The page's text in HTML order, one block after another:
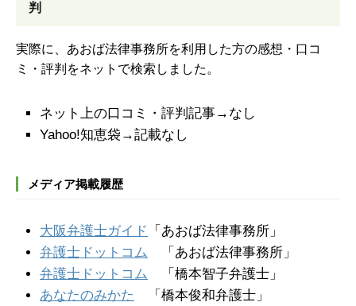
判
実際に、あおば法律事務所を利用した方の感想・口コ
ミ・評判をネットで検索しました。
ネット上の口コミ・評判記事→なし
Yahoo!知恵袋→記載なし
メディア掲載履歴
大阪弁護士ガイド
「あおば法律事務所」
弁護士ドットコム 「あおば法律事務所」
弁護士ドットコム 「橋本智子弁護士」
あなたのみかた
「橋本俊和弁護士」